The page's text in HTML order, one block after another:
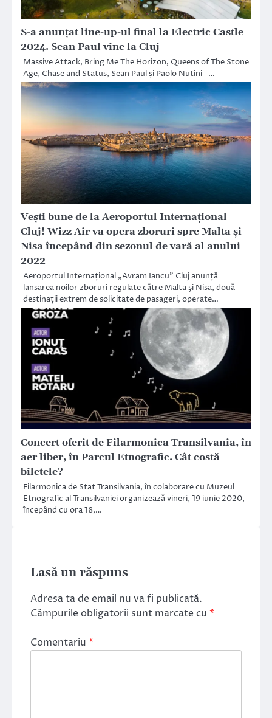
S-a anunțat line-up-ul final la Electric Castle
2024. Sean Paul vine la Cluj
Massive Attack, Bring Me The Horizon, Queens of The Stone
Age, Chase and Status, Sean Paul și Paolo Nutini –…
Veşti bune de la Aeroportul Internaţional
Cluj! Wizz Air va opera zboruri spre Malta şi
Nisa începând din sezonul de vară al anului
2022
Aeroportul Internațional „Avram Iancu” Cluj anunță
lansarea noilor zboruri regulate către Malta şi Nisa, două
destinații extrem de solicitate de pasageri, operate…
Concert oferit de Filarmonica Transilvania, în
aer liber, în Parcul Etnografic. Cât costă
biletele?
Filarmonica de Stat Transilvania, în colaborare cu Muzeul
Etnografic al Transilvaniei organizează vineri, 19 iunie 2020,
începând cu ora 18,…
Lasă un răspuns
Adresa ta de email nu va fi publicată.
Câmpurile obligatorii sunt marcate cu *
Comentariu *